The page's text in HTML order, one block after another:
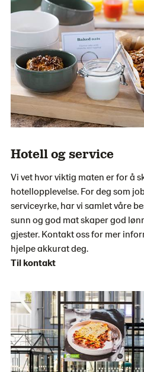
Hotell og service
Vi vet hvor viktig maten er for å
hotellopplevelse. For deg som
serviceyrke, har vi samlet våre
sunn og god mat skaper god
gjester. Kontakt oss for mer
hjelpe akkurat deg.
Til kontakt